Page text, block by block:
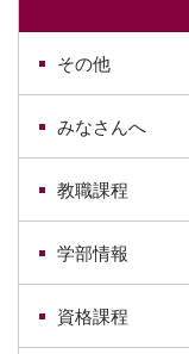
その他
みなさんへ
教職課程
学部情報
資格課程